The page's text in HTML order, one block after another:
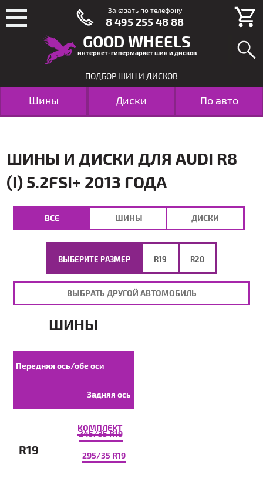
GOOD WHEELS
интернет-гипермаркет шин и дисков
ПОДБОР ШИН И ДИСКОВ
Шины Диски По авто
ШИНЫ И ДИСКИ ДЛЯ AUDI R8
(I) 5.2FSI+ 2013 ГОДА
ВЫБЕРИТЕ РАЗМЕР R19 R20
ВЫБРАТЬ ДРУГОЙ АВТОМОБИЛЬ
ВСЕ ШИНЫ ДИСКИ
ШИНЫ
Передняя ось/обе оси
Задняя ось
R19
КОМПЛЕКТ
245/35 R19
295/35 R19
Заказать по телефону
8 495 255 48 88